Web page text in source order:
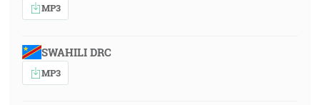
MP3
SWAHILI DRC
MP3